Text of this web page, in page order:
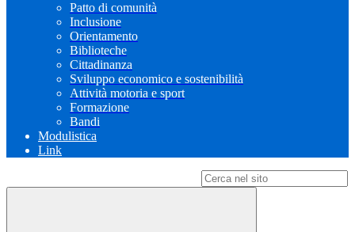
Patto di comunità
Inclusione
Orientamento
Biblioteche
Cittadinanza
Sviluppo economico e sostenibilità
Attività motoria e sport
Formazione
Bandi
Modulistica
Link